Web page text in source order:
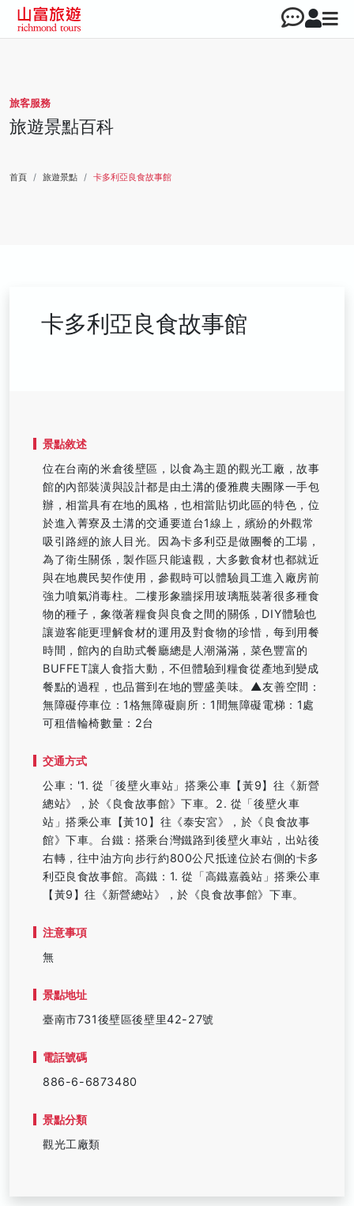
旅客服務
旅遊景點百科
首頁 旅遊景點 卡多利亞良食故事館
卡多利亞良食故事館
景點敘述
位在台南的米倉後壁區，以食為主題的觀光工廠，故事
館的內部裝潢與設計都是由土溝的優雅農夫團隊一手包
辦，相當具有在地的風格，也相當貼切此區的特色，位
於進入菁寮及土溝的交通要道台1線上，繽紛的外觀常
吸引路經的旅人目光。因為卡多利亞是做團餐的工場，
為了衛生關係，製作區只能遠觀，大多數食材也都就近
與在地農民契作使用，參觀時可以體驗員工進入廠房前
強力噴氣消毒柱。二樓形象牆採用玻璃瓶裝著很多種食
物的種子，象徵著糧食與良食之間的關係，DIY體驗也
讓遊客能更理解食材的運用及對食物的珍惜，每到用餐
時間，館內的自助式餐廳總是人潮滿滿，菜色豐富的
BUFFET讓人食指大動，不但體驗到糧食從產地到變成
餐點的過程，也品嘗到在地的豐盛美味。▲友善空間：
無障礙停車位：1格無障礙廁所：1間無障礙電梯：1處
可租借輪椅數量：2台
交通方式
公車：'1. 從「後壁火車站」搭乘公車【黃9】往《新營
總站》，於《良食故事館》下車。2. 從「後壁火車
站」搭乘公車【黃10】往《泰安宮》，於《良食故事
館》下車。台鐵：搭乘台灣鐵路到後壁火車站，出站後
右轉，往中油方向步行約800公尺抵達位於右側的卡多
利亞良食故事館。高鐵：1. 從「高鐵嘉義站」搭乘公車
【黃9】往《新營總站》，於《良食故事館》下車。
注意事項
無
景點地址
臺南市731後壁區後壁里42-27號
電話號碼
886-6-6873480
景點分類
觀光工廠類